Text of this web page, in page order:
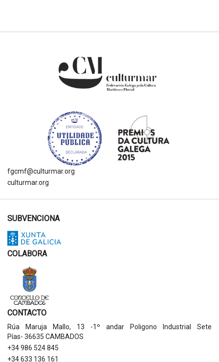
fgcmf@culturmar.org
culturmar.org
SUBVENCIONA
COLABORA
CONTACTO
Rúa Maruja Mallo, 13 -1º andar Poligono Industrial Sete
Pías- 36635 CAMBADOS
+34 986 524 845
+34 633 136 161